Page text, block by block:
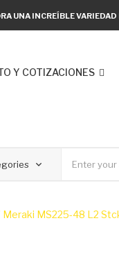
UNA INCREÍBLE
Y COTIZACIONES
MS225-48 L2